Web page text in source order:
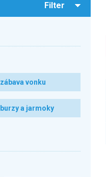
Filter
zábava vonku
burzy a jarmoky